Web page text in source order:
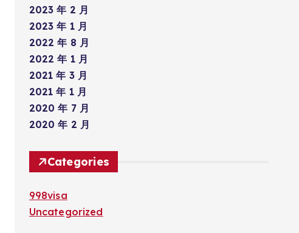
2023 年 2 月
2023 年 1 月
2022 年 8 月
2022 年 1 月
2021 年 3 月
2021 年 1 月
2020 年 7 月
2020 年 2 月
Categories
998visa
Uncategorized